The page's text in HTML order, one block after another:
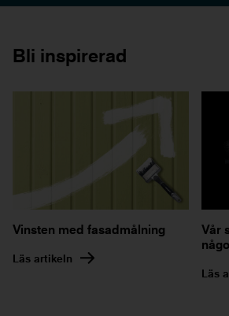
Bli inspirerad
Vinsten med fasadmålning
Läs artikeln
Vår
Läs